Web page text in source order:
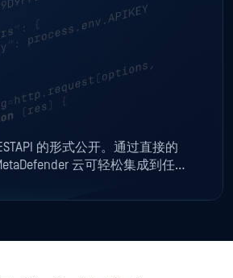
的形式公开。通过直接的
云可轻松集成到任何